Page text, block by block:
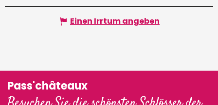
Einen Irrtum angeben
Pass'châteaux